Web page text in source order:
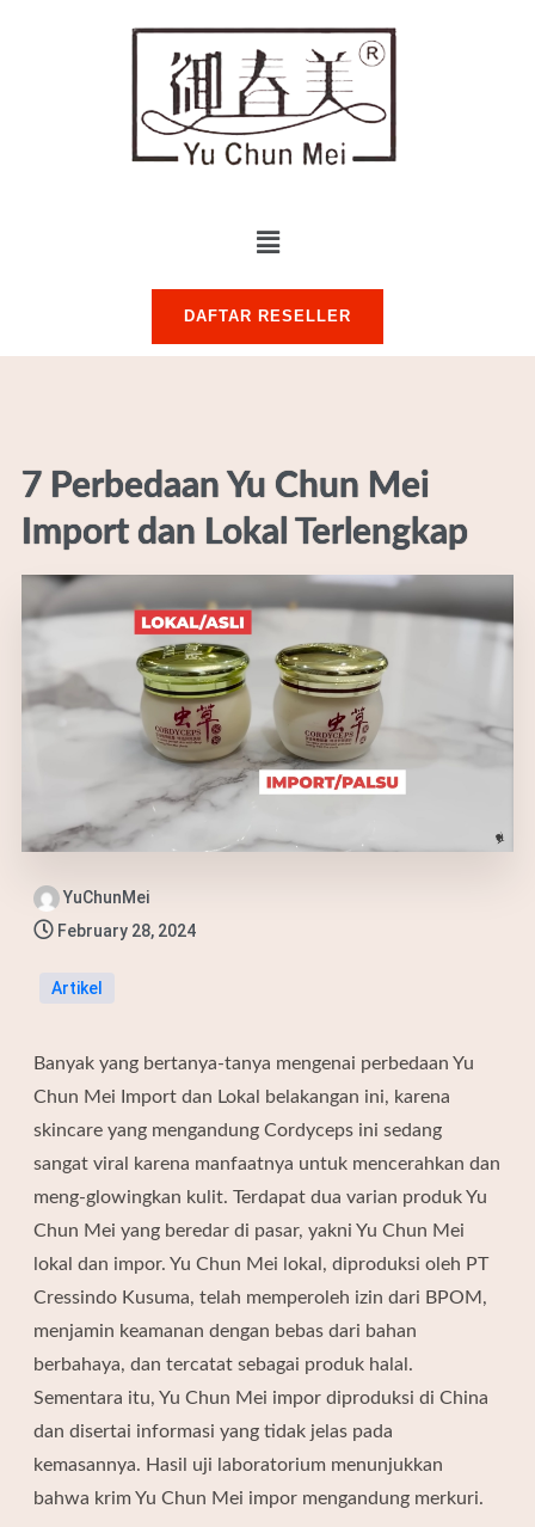
DAFTAR RESELLER
7 Perbedaan Yu Chun Mei
Import dan Lokal Terlengkap
YuChunMei
February 28, 2024
Artikel
Banyak yang bertanya-tanya mengenai perbedaan Yu
Chun Mei Import dan Lokal belakangan ini, karena
skincare yang mengandung Cordyceps ini sedang
sangat viral karena manfaatnya untuk mencerahkan dan
meng-glowingkan kulit. Terdapat dua varian produk Yu
Chun Mei yang beredar di pasar, yakni Yu Chun Mei
lokal dan impor. Yu Chun Mei lokal, diproduksi oleh PT
Cressindo Kusuma, telah memperoleh izin dari BPOM,
menjamin keamanan dengan bebas dari bahan
berbahaya, dan tercatat sebagai produk halal.
Sementara itu, Yu Chun Mei impor diproduksi di China
dan disertai informasi yang tidak jelas pada
kemasannya. Hasil uji laboratorium menunjukkan
bahwa krim Yu Chun Mei impor mengandung merkuri.